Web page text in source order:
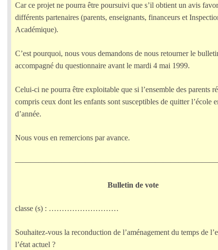
Car ce projet ne pourra être poursuivi que s’il obtient un avis
différents partenaires (parents, enseignants, financeurs et
Académique).
C’est pourquoi, nous vous demandons de nous retourner le
accompagné du questionnaire avant le mardi 4 mai 1999.
Celui-ci ne pourra être exploitable que si l’ensemble des parents
compris ceux dont les enfants sont susceptibles de quitter l’école
d’année.
Nous vous en remercions par avance.
Bulletin de vote
classe (s) : ………………………
Souhaitez-vous la reconduction de l’aménagement du temps de
l’état actuel ?